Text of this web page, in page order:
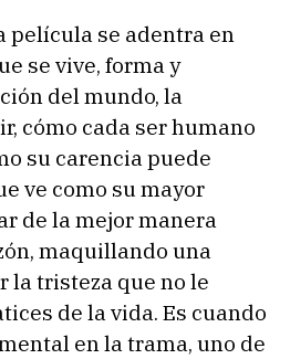
película se adentra en
se vive, forma y
del mundo, la
cómo cada ser humano
su carencia puede
ve como su mayor
de la mejor manera
maquillando una
la tristeza que no le
de la vida. Es cuando
en la trama, uno de